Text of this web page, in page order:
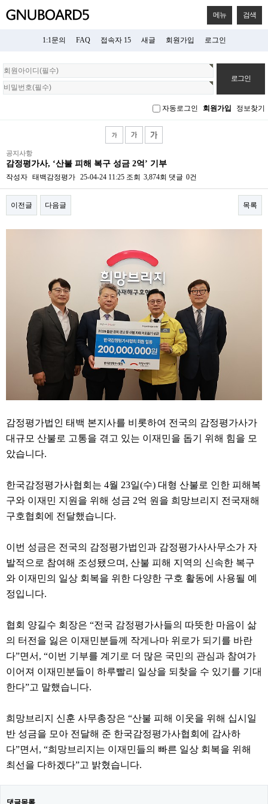
메뉴 검색
1:1문의 FAQ 접속자 15 새글 회원가입 로그인
회
원
로
자동로그인 회원가입 정보찾기
공지사항
감정평가사, ‘산불 피해 복구 성금 2억’ 기부
작성자 태백감정평가 25-04-24 11:25 조회 3,874회 댓글 0건
이전글 다음글 목록
감정평가법인 태백 본지사를 비롯하여 전국의 감정평가사가
대규모 산불로 고통을 겪고 있는 이재민을 돕기 위해 힘을 모
았습니다.
한국감정평가사협회는 4월 23일(수) 대형 산불로 인한 피해복
구와 이재민 지원을 위해 성금 2억 원을 희망브 리지 전국재해
구호협회에 전달했습니다.
이번 성금은 전국의 감정평가법인과 감정평가사사무소가 자
발적으로 참여해 조성됐으며 , 산불 피해 지역의 신속한 복구
와 이재민의 일상 회복을 위한 다양한 구호 활동에 사용될 예
정입니다.
협회 양길수 회장은 “전국 감정평가사들의 따뜻한 마음이 삶
의 터전을 잃은 이재민분들께 작게 나마 위로가 되기를 바란
다”면서 , “이번 기부를 계기로 더 많은 국민의 관심과 참여가
이어져 이 재민분들이 하루빨리 일상을 되찾을 수 있기를 기대
한다”고 말했습니다.
희망브리지 신훈 사무총장은 “산불 피해 이웃을 위해 십시일
반 성금을 모아 전달해 준 한국감정평가사협회에 감사하
다”면서 , “희망브리지는 이재민들의 빠른 일상 회복을 위해
최선을 다하겠다”고 밝혔습니다.
댓글목록